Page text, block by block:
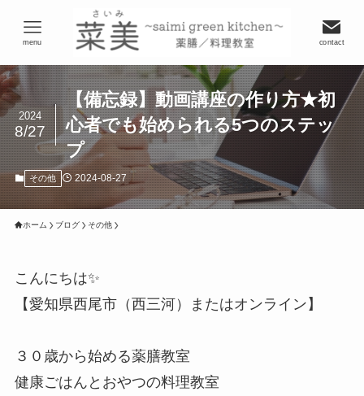
contact
menu
【備忘録】動画講座の作り方★初
心者でも始められる5つのステッ
プ
2024
8/27
その他 2024-08-27
ホーム ブログ その他
こんにちは✨
【愛知県西尾市（西三河）またはオンライン】
３０歳から始める薬膳教室
健康ごはんとおやつの料理教室